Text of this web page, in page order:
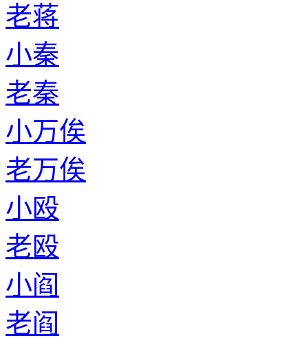
老蒋
小秦
老秦
小万俟
老万俟
小殴
老殴
小阎
老阎